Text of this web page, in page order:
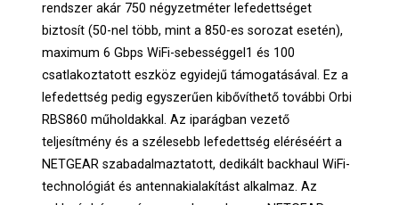
rendszer akár 750 négyzetméter lefedettséget
biztosít (50-nel több, mint a 850-es sorozat esetén),
maximum 6 Gbps WiFi-sebességgel1 és 100
csatlakoztatott eszköz egyidejű támogatásával. Ez a
lefedettség pedig egyszerűen kibővíthető további Orbi
RBS860 műholdakkal. Az iparágban vezető
teljesítmény és a szélesebb lefedettség eléréséért a
NETGEAR szabadalmaztatott, dedikált backhaul WiFi-
technológiát és antennakialakítást alkalmaz. Az